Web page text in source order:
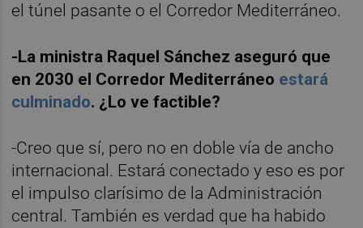
el túnel pasante o el Corredor Mediterráneo.
-La ministra Raquel Sánchez aseguró que
en 2030 el Corredor Mediterráneo estará
culminado. ¿Lo ve factible?
-Creo que sí, pero no en doble vía de ancho
internacional. Estará conectado y eso es por
el impulso clarísimo de la Administración
central. También es verdad que ha habido